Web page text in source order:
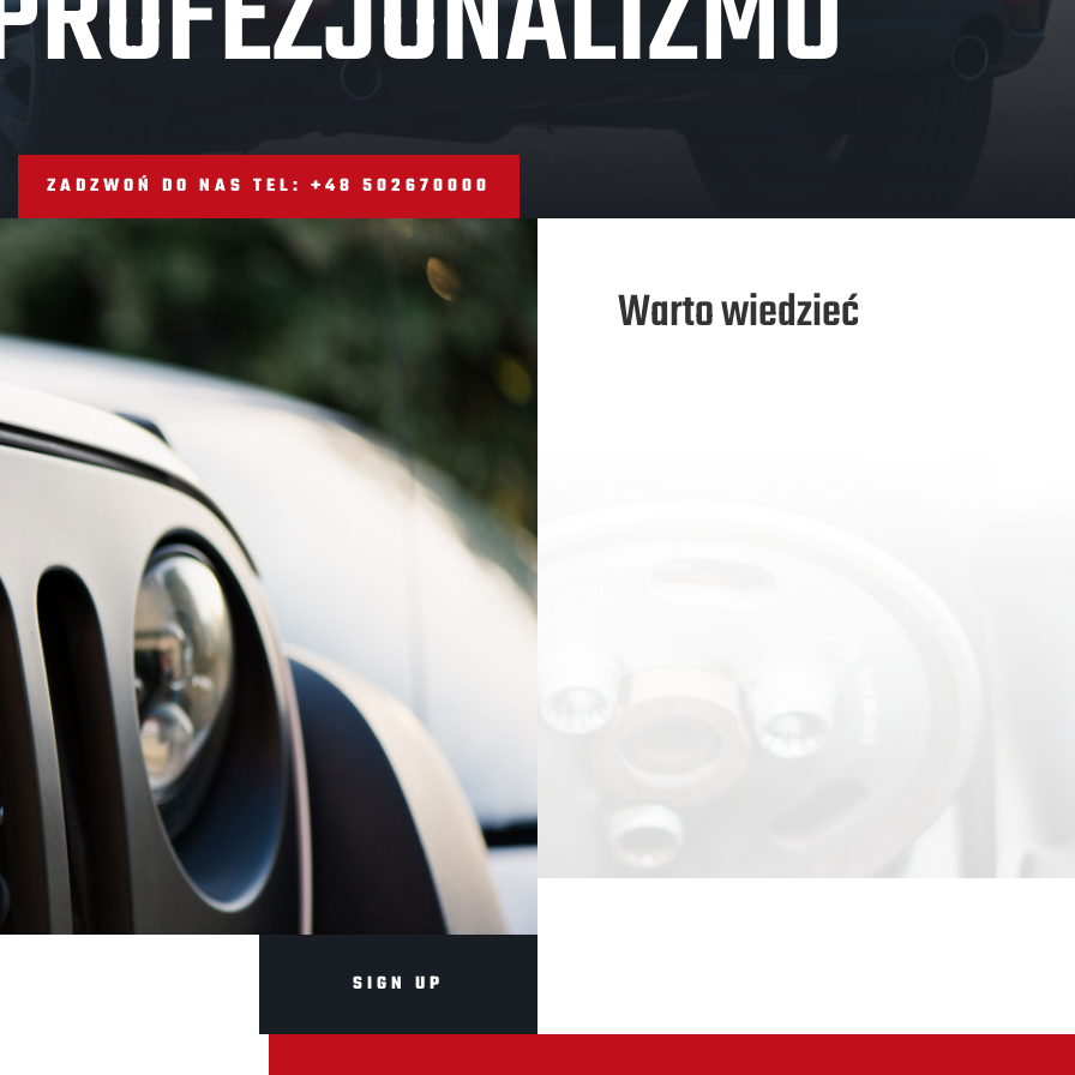
ZADZWOŃ DO NAS TEL: +48 502670000
SIGN UP
Warto wiedzieć